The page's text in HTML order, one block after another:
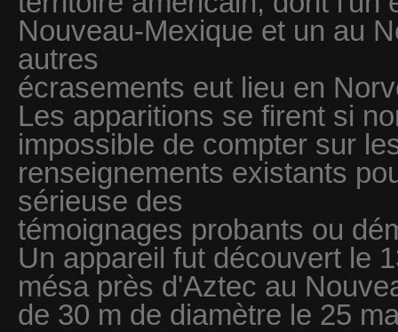
Nouveau-Mexique et un au
autres
écrasements eut lieu en
Les apparitions se firent si
impossible de compter sur
renseignements existants
sérieuse des
témoignages probants ou
Un appareil fut découvert le
mésa près d'Aztec au
de 30 m de diamètre le 25